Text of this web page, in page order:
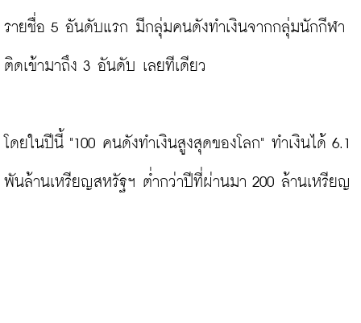
รายชื่อ 5 อันดับแรก มีกลุ่มคนดังทำเงินจากกลุ่มนักกีฬา
ติดเข้ามาถึง 3 อันดับ เลยทีเดียว
โดยในปีนี้ "100 คนดังทำเงินสูงสุดของโลก" ทำเงินได้ 6.1
พันล้านเหรียญสหรัฐฯ ต่ำกว่าปีที่ผ่านมา 200 ล้านเหรียญ